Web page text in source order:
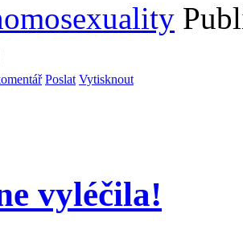
Poslat Vytisknout
vyléčila!